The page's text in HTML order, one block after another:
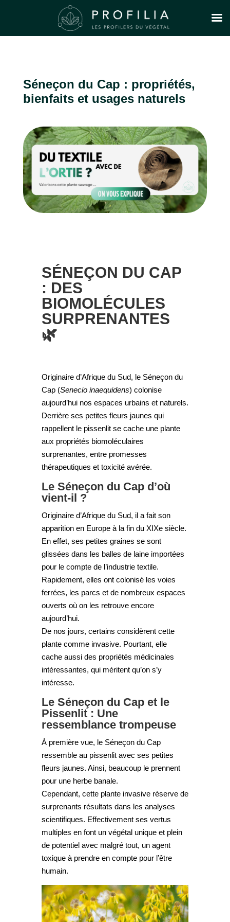
Séneçon du Cap : propriétés,
bienfaits et usages naturels
SÉNEÇON DU CAP
: DES
BIOMOLÉCULES
SURPRENANTES
🌿
Originaire d’Afrique du Sud, le Séneçon du
Cap (Senecio inaequidens) colonise
aujourd’hui nos espaces urbains et naturels.
Derrière ses petites fleurs jaunes qui
rappellent le pissenlit se cache une plante
aux propriétés biomoléculaires
surprenantes, entre promesses
thérapeutiques et toxicité avérée.
Le Séneçon du Cap d’où
vient-il ?
Originaire d’Afrique du Sud, il a fait son
apparition en Europe à la fin du XIXe siècle.
En effet, ses petites graines se sont
glissées dans les balles de laine importées
pour le compte de l’industrie textile.
Rapidement, elles ont colonisé les voies
ferrées, les parcs et de nombreux espaces
ouverts où on les retrouve encore
aujourd’hui.
De nos jours, certains considèrent cette
plante comme invasive. Pourtant, elle
cache aussi des propriétés médicinales
intéressantes, qui méritent qu’on s’y
intéresse.
Le Séneçon du Cap et le
Pissenlit : Une
ressemblance trompeuse
À première vue, le Séneçon du Cap
ressemble au pissenlit avec ses petites
fleurs jaunes. Ainsi, beaucoup le prennent
pour une herbe banale.
Cependant, cette plante invasive réserve de
surprenants résultats dans les analyses
scientifiques. Effectivement ses vertus
multiples en font un végétal unique et plein
de potentiel avec malgré tout, un agent
toxique à prendre en compte pour l’être
humain.